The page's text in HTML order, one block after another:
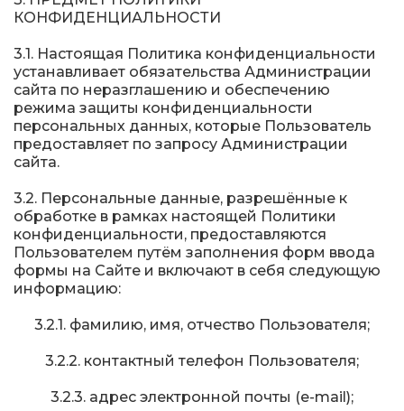
КОНФИДЕНЦИАЛЬНОСТИ
3.1. Настоящая Политика конфиденциальности
устанавливает обязательства Администрации
сайта по неразглашению и обеспечению
режима защиты конфиденциальности
персональных данных, которые Пользователь
предоставляет по запросу Администрации
сайта.
3.2. Персональные данные, разрешённые к
обработке в рамках настоящей Политики
конфиденциальности, предоставляются
Пользователем путём заполнения форм ввода
формы на Сайте и включают в себя следующую
информацию:
3.2.1. фамилию, имя, отчество Пользователя;
3.2.2. контактный телефон Пользователя;
3.2.3. адрес электронной почты (e-mail);